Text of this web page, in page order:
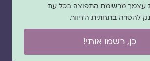
עצמך מרשימת התפוצה בכל עת
להסרה בתחתית הדיוור.
כן, רשמו אותי!